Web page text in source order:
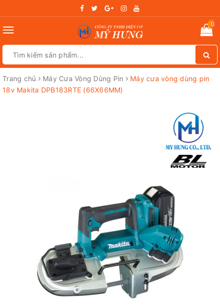
Toggle
0
Trang chủ Máy Cưa Vòng Dùng Pin
Máy cưa vòng dùng pin
18v Makita DPB183RTE (66X66MM)